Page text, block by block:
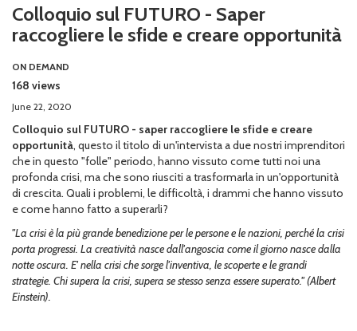
Colloquio sul FUTURO - Saper
raccogliere le sfide e creare opportunità
ON DEMAND
168 views
June 22, 2020
Colloquio sul FUTURO - saper raccogliere le sfide e creare
opportunità, questo il titolo di un'intervista a due nostri imprenditori
che in questo "folle" periodo, hanno vissuto come tutti noi una
profonda crisi, ma che sono riusciti a trasformarla in un'opportunità
di crescita. Quali i problemi, le difficoltà, i drammi che hanno vissuto
e come hanno fatto a superarli?
"La crisi è la più grande benedizione per le persone e le nazioni, perché la crisi
porta progressi. La creatività nasce dall'angoscia come il giorno nasce dalla
notte oscura. E' nella crisi che sorge l'inventiva, le scoperte e le grandi
strategie. Chi supera la crisi, supera se stesso senza essere superato." (Albert
Einstein).